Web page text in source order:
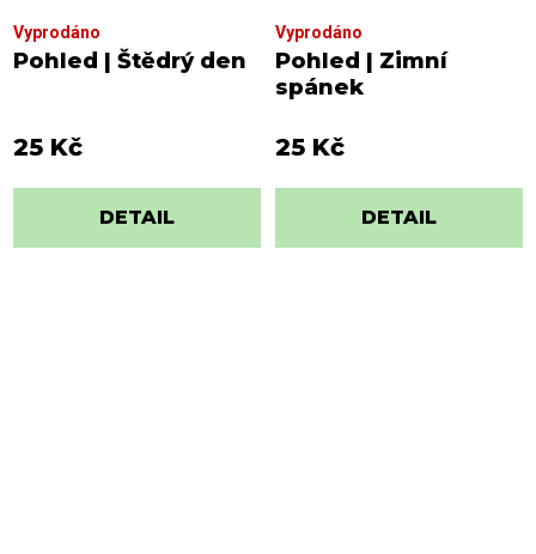
Pohled | Štědrý den
Vyprodáno
25 Kč
DETAIL
Pohled | Zimní
spánek
Vyprodáno
25 Kč
DETAIL